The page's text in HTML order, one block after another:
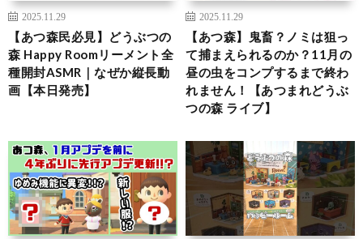
2025.11.29
【あつ森民必見】どうぶつの
森 Happy Roomリーメント全
種開封ASMR｜なぜか縦長動
画【本日発売】
2025.11.29
【あつ森】鬼畜？ノミは狙っ
て捕まえられるのか？11月の
昼の虫をコンプするまで終わ
れません！【あつまれどうぶ
つの森 ライブ】